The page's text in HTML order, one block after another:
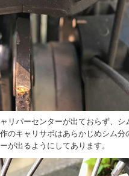
リパーセンターが出ておらず、シ
のキャリサポはあらかじめシム分
が出るようにしてあります。